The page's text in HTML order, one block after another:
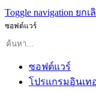
Toggle navigation ยกเ
ซอฟต์แวร์
ซอฟต์แวร์
โปรแกรมอินเท